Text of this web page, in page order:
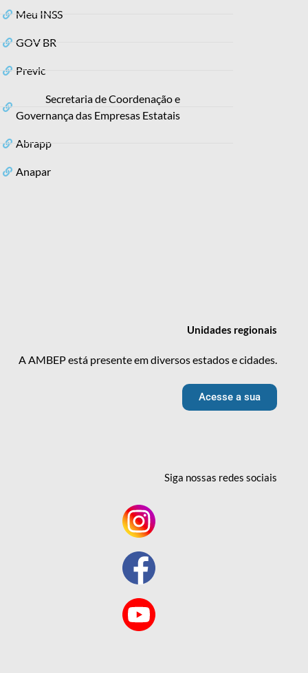
Meu INSS
GOV BR
Previc
Secretaria de Coordenação e
Governança das Empresas Estatais
Abrapp
Anapar
Unidades regionais
A AMBEP está presente em diversos estados e cidades.
Acesse a sua
Siga nossas redessociais